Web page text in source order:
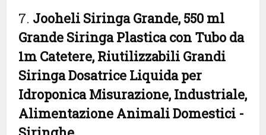
7. Jooheli Siringa Grande, 550 ml
Grande Siringa Plastica con Tubo da
1m Catetere, Riutilizzabili Grandi
Siringa Dosatrice Liquida per
Idroponica Misurazione, Industriale,
Alimentazione Animali Domestici -